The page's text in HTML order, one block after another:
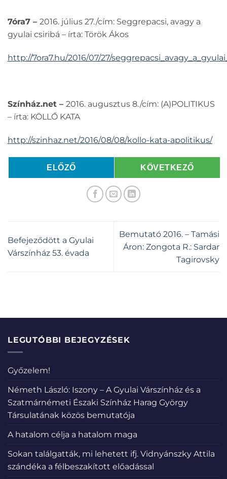
7óra7 – 2016. július 27./cím: Seggrepacsi, avagy a
gyulai csiribá – írta: Török Ákos
http://7ora7.hu/2016/07/27/
Színház.net – 2016. augusztus 8./cím: (A)POLITIKUS
– írta: KÖLLŐ KATA
http://szinhaz.net/2016/08/08/kollo-kata-apolitikus/
ELŐZŐ KÖVETKEZŐ
Befejeződött a Gyulai
Várszínház 53. évada
Bemutató 2016. – Tamási
Áron: Zongota R.: Sardar
Tagirovsky
LEGUTÓBBI BEJEGYZÉSEK
Győzelem!
Németh László: Iszony – A Gyulai Várszínház és a
Szatmárnémeti Északi Színház Harag György
Társulatának közös bemutatója
A hatalom célja a hatalom maga
Sokan találgatták, mi lehetett ifj. Vidnyánszky Attila
szándéka a félbeszakított előadással